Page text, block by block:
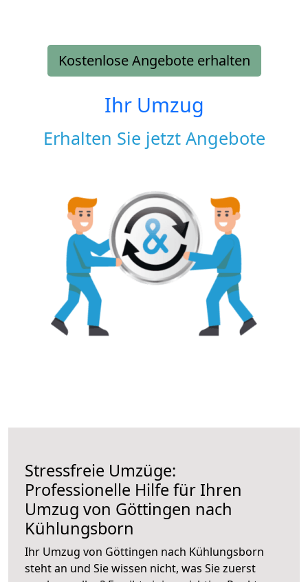
Kostenlose Angebote erhalten
Ihr Umzug
Erhalten Sie jetzt Angebote
Stressfreie Umzüge:
Professionelle Hilfe für Ihren
Umzug von Göttingen nach
Kühlungsborn
Ihr Umzug von Göttingen nach Kühlungsborn
steht an und Sie wissen nicht, was Sie zuerst